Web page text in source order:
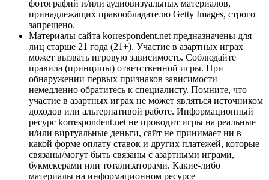
фотографий и/или аудиовизуальных материалов,
принадлежащих правообладателю Getty Images, строго
запрещено.
Материалы сайта korrespondent.net предназначены для
лиц старше 21 года (21+). Участие в азартных играх
может вызвать игровую зависимость. Соблюдайте
правила (принципы) ответственной игры. При
обнаружении первых признаков зависимости
немедленно обратитесь к специалисту. Помните, что
участие в азартных играх не может являться источником
доходов или альтернативой работе. Информационный
ресурс korrespondent.net не проводит игры на реальные
и/или виртуальные деньги, сайт не принимает ни в
какой форме оплату ставок и других платежей, которые
связаны/могут быть связаны с азартными играми,
букмекерами или тотализаторами. Какие-либо
материалы на информационном ресурсе